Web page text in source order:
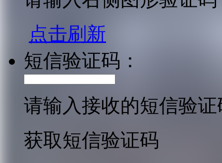
点击刷新
短信验证码：
请输入接收的短信验证
获取短信验证码